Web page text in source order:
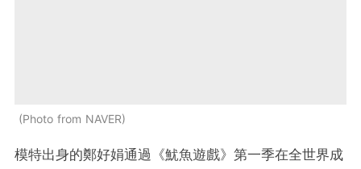
Photo from NAVER
模特出身的鄭好娟通過《魷魚遊戲》第一季在全世界成